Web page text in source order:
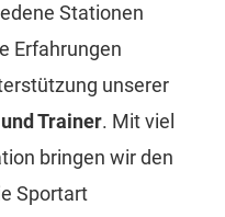
Stationen
Erfahrungen
unserer
Trainer. Mit viel
bringen wir den
Sportart